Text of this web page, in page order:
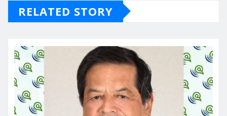
RELATED STORY